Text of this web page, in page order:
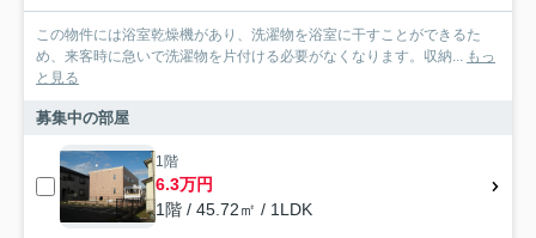
この物件には浴室乾燥機があり、洗濯物を浴室に干すことができるた
め、来客時に急いで洗濯物を片付ける必要がなくなります。収納... もっ
と見る
募集中の部屋
1階
6.3万円
1階 / 45.72㎡ / 1LDK